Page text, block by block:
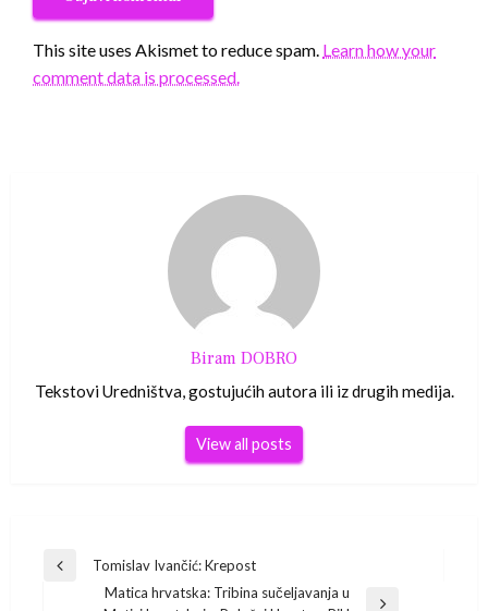
This site uses Akismet to reduce spam. Learn how your
comment data is processed.
Biram DOBRO
Tekstovi Uredništva, gostujućih autora ili iz drugih medija.
View all posts
Navigacija
Previous
Tomislav Ivančić: Krepost
Matica hrvatska: Tribina sučeljavanja u